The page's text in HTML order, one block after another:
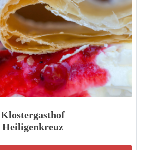
Klostergasthof
Heiligenkreuz